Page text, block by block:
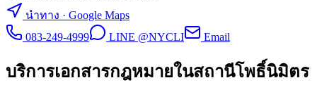
นำทาง · Google Maps
083-249-4999
LINE @NYCLI Email
บริการเอกสารกฎหมายในสถานีโพธิ์นิมิตร